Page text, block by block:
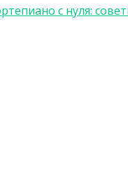
с нуля: